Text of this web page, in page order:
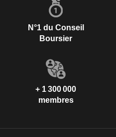
N°1 du Conseil
Boursier
+ 1 300 000
membres